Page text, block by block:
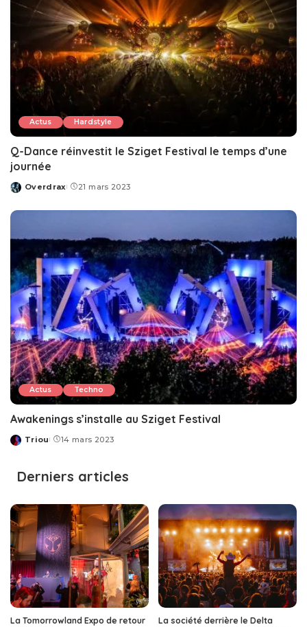
Actus Hardstyle
Q-Dance réinvestit le Sziget Festival le temps d’une
journée
Posted
Overdrax 21 mars 2023
Actus Techno
Awakenings s’installe au Sziget Festival
Posted
Triou 14 mars 2023
Derniers articles
La Tomorrowland Expo de retour
La société derrière le Delta